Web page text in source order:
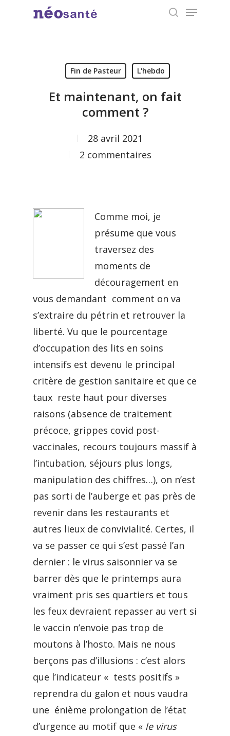
Menu
Fin de Pasteur L'hebdo
Et maintenant, on fait
comment ?
28 avril 2021
2 commentaires
Comme moi, je
présume que vous
traversez des
moments de
découragement en
vous demandant comment on va
s’extraire du pétrin et retrouver la
liberté. Vu que le pourcentage
d’occupation des lits en soins
intensifs est devenu le principal
critère de gestion sanitaire et que ce
taux reste haut pour diverses
raisons (absence de traitement
précoce, grippes covid post-
vaccinales, recours toujours massif à
l’intubation, séjours plus longs,
manipulation des chiffres…), on n’est
pas sorti de l’auberge et pas près de
revenir dans les restaurants et
autres lieux de convivialité. Certes, il
va se passer ce qui s’est passé l’an
dernier : le virus saisonnier va se
barrer dès que le printemps aura
vraiment pris ses quartiers et tous
les feux devraient repasser au vert si
le vaccin n’envoie pas trop de
moutons à l’hosto. Mais ne nous
berçons pas d’illusions : c’est alors
que l’indicateur « tests positifs »
reprendra du galon et nous vaudra
une énième prolongation de l’état
d’urgence au motif que « le virus